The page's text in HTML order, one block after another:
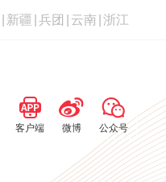
新疆 兵团 云南 浙江
客户端 微博 公众号